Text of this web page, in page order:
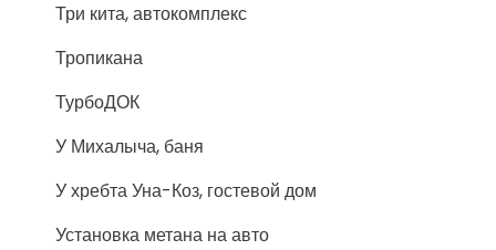
Три кита, автокомплекс
Тропикана
ТурбоДОК
У Михалыча, баня
У хребта Уна-Коз, гостевой дом
Установка метана на авто